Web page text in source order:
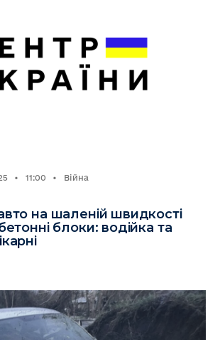
• 11:00 • Війна
на шаленій швидкості
блоки: водійка та